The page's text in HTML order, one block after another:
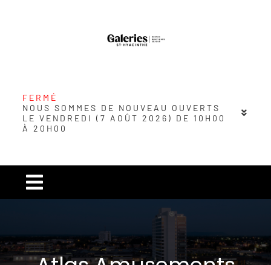
FERMÉ
NOUS SOMMES DE NOUVEAU OUVERTS
LE VENDREDI (7 AOÛT 2026) DE 10H00
À 20H00
Navigation
bascule
Magasins